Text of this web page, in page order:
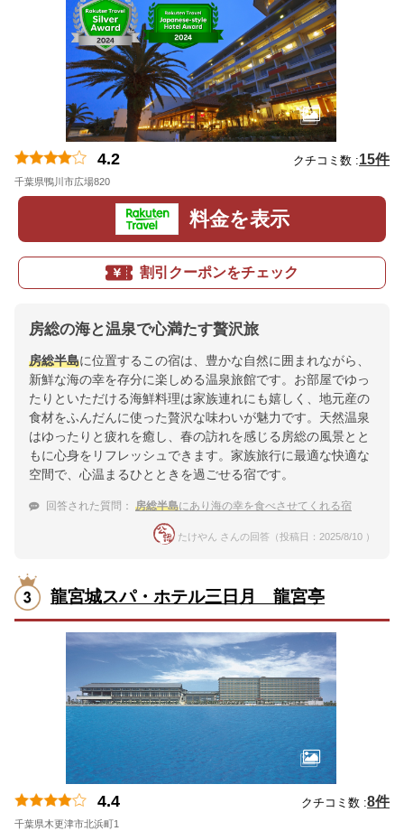
4.2 クチコミ数 :15件
千葉県鴨川市広場820
料金を表示
割引クーポンをチェック
房総の海と温泉で心満たす贅沢旅
房総半島に位置するこの宿は、豊かな自然に囲まれながら、
新鮮な海の幸を存分に楽しめる温泉旅館です。お部屋でゆっ
たりといただける海鮮料理は家族連れにも嬉しく、地元産の
食材をふんだんに使った贅沢な味わいが魅力です。天然温泉
はゆったりと疲れを癒し、春の訪れを感じる房総の風景とと
もに心身をリフレッシュできます。家族旅行に最適な快適な
空間で、心温まるひとときを過ごせる宿です。
回答された質問： 房総半島にあり海の幸を食べさせてくれる宿
たけやん さんの回答（投稿日：2025/8/10 ）
龍宮城スパ・ホテル三日月 龍宮亭
4.4 クチコミ数 :8件
千葉県木更津市北浜町1